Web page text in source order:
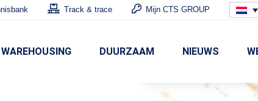
Track & trace Mijn CTS GROUP
WAREHOUSING DUURZAAM NIEUWS